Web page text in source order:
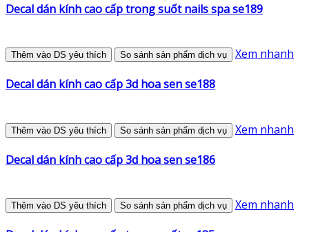
Decal dán kính cao cấp trong suốt nails spa se189
Thêm vào DS yêu thích So sánh sản phẩm dịch vụ Xem nhanh
Decal dán kính cao cấp 3d hoa sen se188
Thêm vào DS yêu thích So sánh sản phẩm dịch vụ Xem nhanh
Decal dán kính cao cấp 3d hoa sen se186
Thêm vào DS yêu thích So sánh sản phẩm dịch vụ Xem nhanh